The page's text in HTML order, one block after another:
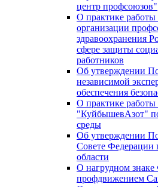
центр профсоюзов"
О практике работы
организации
здравоохранения
сфере защиты
работников
Об утверждении
независимой
обеспечения
О практике
"КуйбышевАзот"
среды
Об утверждении
Совете Федерации
области
О нагрудном
профдвижением